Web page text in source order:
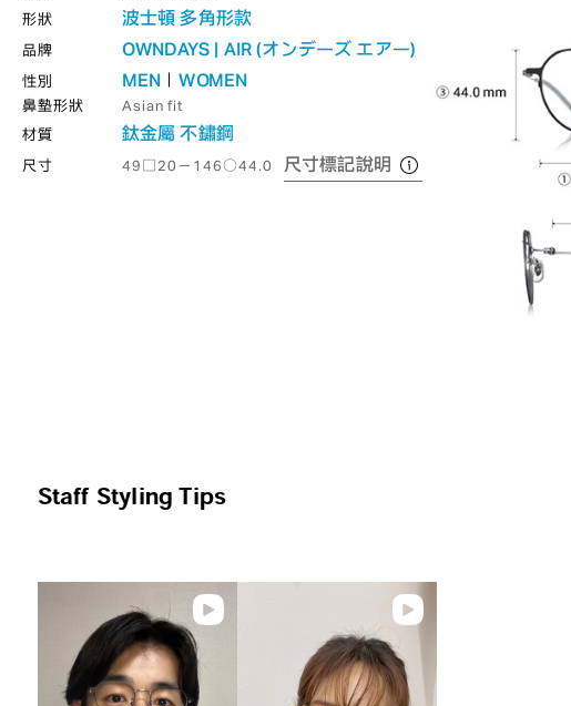
形狀
波士頓 多角形款
品牌 OWNDAYS | AIR (オンデーズ エアー)
性別 MEN WOMEN
鼻墊形狀
Asian fit
材質
鈦金屬 不鏽鋼
尺寸 49□20－146○44.0 尺寸標記說明
Staff Styling Tips